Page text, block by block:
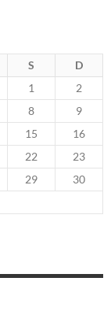
S
D
1
2
8
9
15
16
22
23
29
30